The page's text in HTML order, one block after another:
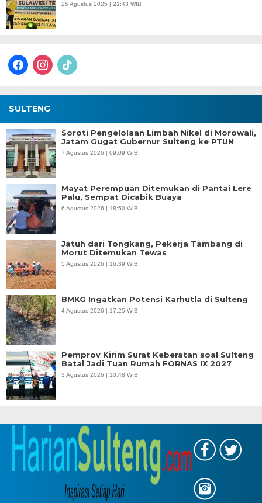
25 Agustus 2025 | 21:43 WIB
facebookinstagram
tiktok
SULTENG
Soroti Pengelolaan Limbah Nikel di Morowali,
Jatam Gugat Gubernur Sulteng ke PTUN
7 Agustus 2026 | 09:09 WIB
Mayat Perempuan Ditemukan di Pantai Lere
Palu, Sempat Dicabik Buaya
6 Agustus 2026 | 18:50 WIB
Jatuh dari Tongkang, Pekerja Tambang di
Morut Ditemukan Tewas
5 Agustus 2026 | 16:39 WIB
BMKG Ingatkan Potensi Karhutla di Sulteng
4 Agustus 2026 | 17:25 WIB
Pemprov Kirim Surat Keberatan soal Sulteng
Batal Jadi Tuan Rumah FORNAS IX 2027
3 Agustus 2026 | 10:48 WIB